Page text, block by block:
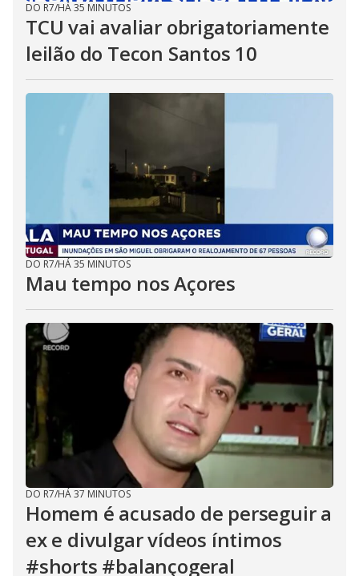
DO R7/HÁ 35 MINUTOS
TCU vai avaliar obrigatoriamente
leilão do Tecon Santos 10
DO R7/HÁ 35 MINUTOS
Mau tempo nos Açores
DO R7/HÁ 37 MINUTOS
Homem é acusado de perseguir a
ex e divulgar vídeos íntimos
#shorts #balançogeral